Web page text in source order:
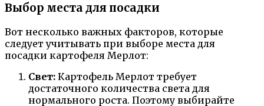
Выбор места для посадки
Вот несколько важных факторов, которые
следует учитывать при выборе места для
посадки картофеля Мерлот:
Свет: Картофель Мерлот требует
достаточного количества света для
нормального роста. Поэтому выбирайте